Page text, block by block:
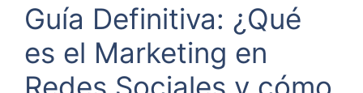
Guía Definitiva: ¿Qué
es el Marketing en